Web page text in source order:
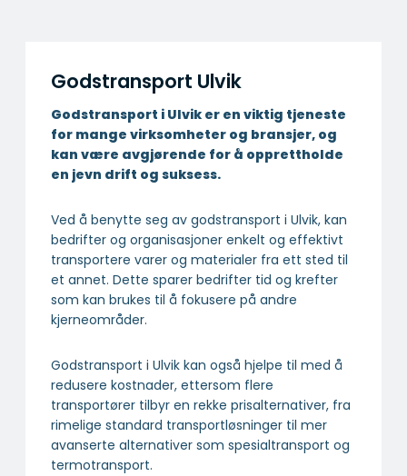
Godstransport Ulvik
Godstransport i Ulvik er en viktig tjeneste
for mange virksomheter og bransjer, og
kan være avgjørende for å opprettholde
en jevn drift og suksess.
Ved å benytte seg av godstransport i Ulvik, kan
bedrifter og organisasjoner enkelt og effektivt
transportere varer og materialer fra ett sted til
et annet. Dette sparer bedrifter tid og krefter
som kan brukes til å fokusere på andre
kjerneområder.
Godstransport i Ulvik kan også hjelpe til med å
redusere kostnader, ettersom flere
transportører tilbyr en rekke prisalternativer, fra
rimelige standard transportløsninger til mer
avanserte alternativer som spesialtransport og
termotransport.